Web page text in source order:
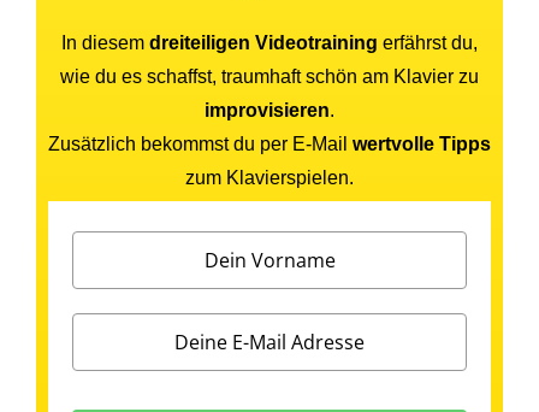
In diesem dreiteiligen Videotraining erfährst du,
wie du es schaffst, traumhaft schön am Klavier zu
improvisieren.
Zusätzlich bekommst du per E-Mail wertvolle Tipps
zum Klavierspielen.